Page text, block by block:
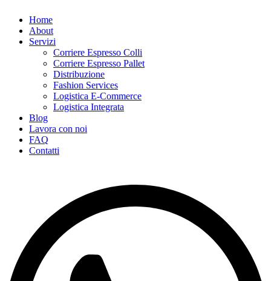
Home
About
Servizi
Corriere Espresso Colli
Corriere Espresso Pallet
Distribuzione
Fashion Services
Logistica E-Commerce
Logistica Integrata
Blog
Lavora con noi
FAQ
Contatti